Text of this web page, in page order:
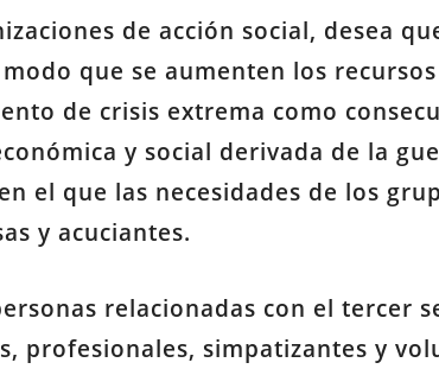
de acción social, desea
que se aumenten los
de crisis extrema como
y social derivada de la
el que las necesidades de los
y acuciantes.
relacionadas con el tercer
profesionales, simpatizantes y